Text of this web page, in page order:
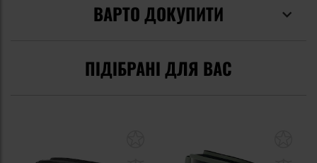
ВАРТО ДОКУПИТИ
ПІДІБРАНІ ДЛЯ ВАС